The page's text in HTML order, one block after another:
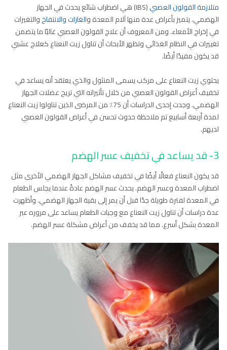
متلازمة القولون العصبي
(IBS) هي اضطراب شائع يحدث في الجهاز
الهضمي. يتميز بأعراض عدة منها آلام المعدة والغازات والانتفاخوالتغيرات
في إخراج الأمعاء. ومن المعروف أن علاج القولون العصبي غالبًا ما يتضمن
تغييرات في النظام الغذائي وتظهر الأبحاث أن تناول زيت النعناع كعلاج عشبي
قد يكون مفيدًا أيضًا.
يحتوي زيت النعناع على مركب يسمى المنثول والذي يعتقد أنه يساعد في
تخفيف أعراض القولون العصبي من خلال تأثيراته التي تريح عضلات الجهاز
الهضمي. وجدت إحدى الدراسات أن 75٪ من المرضى الذين تناولوا زيت النعناع
لمدة أربعة أسابيع تم ملاحظة حدوث تحسن في أعراض القولون العصبي
لديهم.
3- قد يساعد في تخفيف عسر الهضم
قد يكون النعناع فعالًا أيضًا في تخفيف مشاكل الجهاز الهضمي الأخرى مثل
اضطراب المعدة وعسر الهضم. يحدث عسر الهضم عادةً عندما يجلس الطعام
في المعدة لفترة طويلة جدًا قبل أن يمر إلى بقية الجهاز الهضمي. وأظهرت
عدة دراسات أن تناول زيت النعناع مع وجبات الطعام يساعد على مروره عبر
المعدة بشكل أسرع. مما قد يخفف من أعراض مشكلة عسر الهضم.